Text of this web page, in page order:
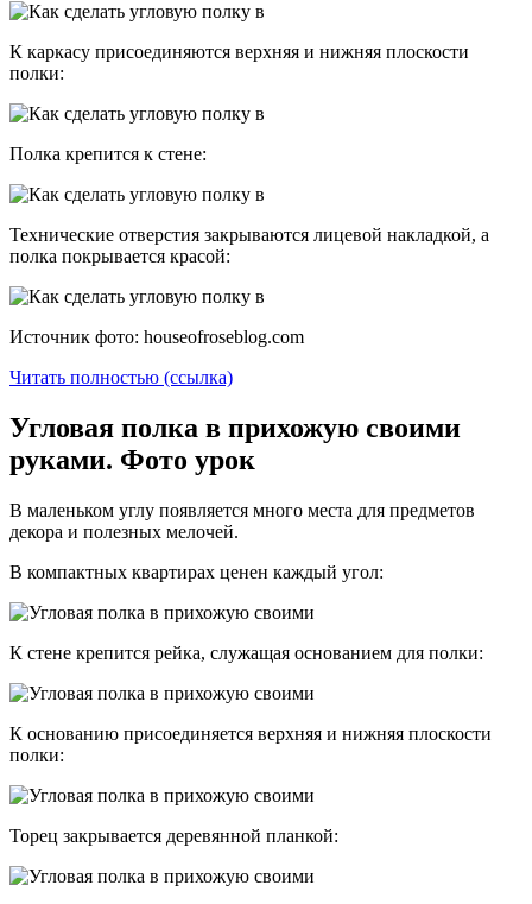
К каркасу присоединяются верхняя и нижняя плоскости
полки:
Полка крепится к стене:
Технические отверстия закрываются лицевой накладкой, а
полка покрывается красой:
Источник фото: houseofroseblog.com
Читать полностью (ссылка)
Угловая полка в прихожую своими
руками. Фото урок
В маленьком углу появляется много места для предметов
декора и полезных мелочей.
В компактных квартирах ценен каждый угол:
К стене крепится рейка, служащая основанием для полки:
К основанию присоединяется верхняя и нижняя плоскости
полки:
Торец закрывается деревянной планкой: